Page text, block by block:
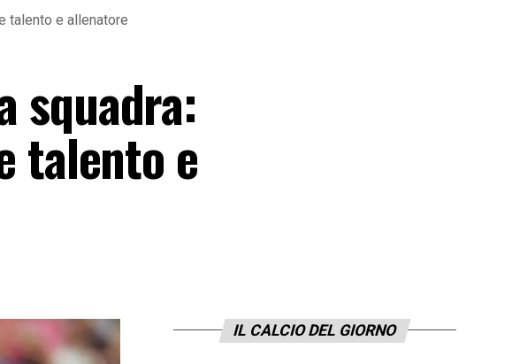
talento e allenatore
squadra:
talento e
IL CALCIO DEL GIORNO